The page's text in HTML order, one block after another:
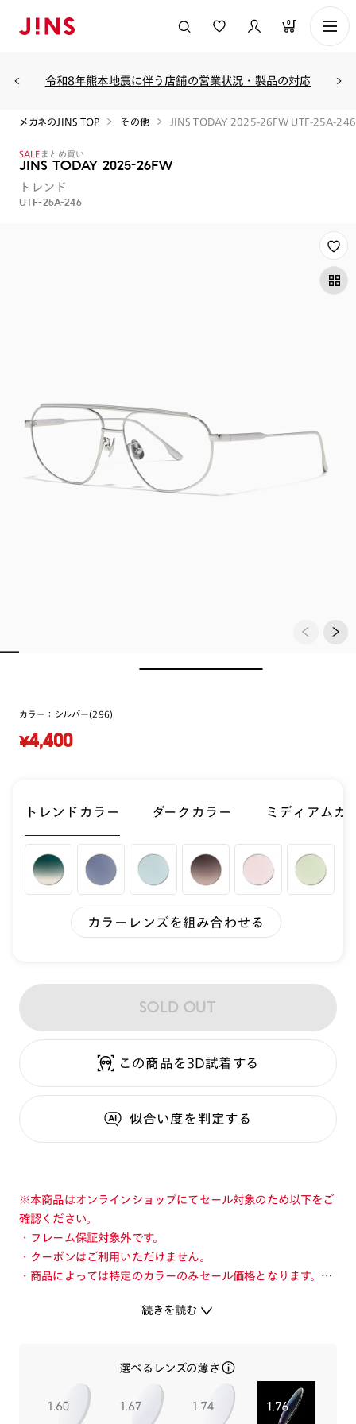
0
令和8年熊本地震に伴う店舗の営業状況・製品の対応
メガネのJINS TOP その他 JINS TODAY 2025-26FW UTF-25A-246
SALE まとめ買い
JINS TODAY 2025-26FW
トレンド
UTF-25A-246
カラー： シルバー(296)
¥4,400
トレンドカラー ダークカラー ミディアムカ
カラーレンズを組み合わせる
SOLD OUT
この商品を3D試着する
似合い度を判定する
※本商品はオンラインショップにてセール対象のため以下をご
確認ください。
・フレーム保証対象外です。
・クーポンはご利用いただけません。
・商品によっては特定のカラーのみセール価格となります。カ
・店舗とオンラインショップで価格が異なる場合があります。
旬を着こなすメガネ「JINS TODAY」
続きを読む
選べるレンズの薄さ